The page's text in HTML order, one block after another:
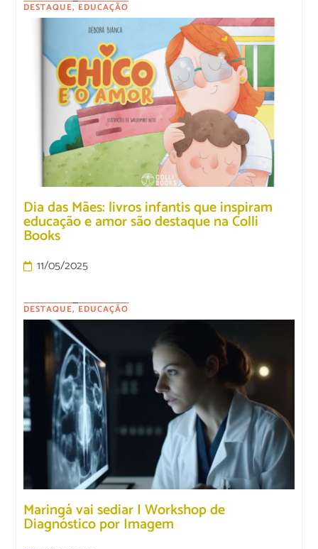
DESTAQUE, EDUCAÇÃO
Dia das Mães: livros infantis que inspiram
educação e amor são destaque na Colli
Books
11/05/2025
DESTAQUE, EDUCAÇÃO
Maringá vai sediar I Workshop de
Diagnóstico por Imagem